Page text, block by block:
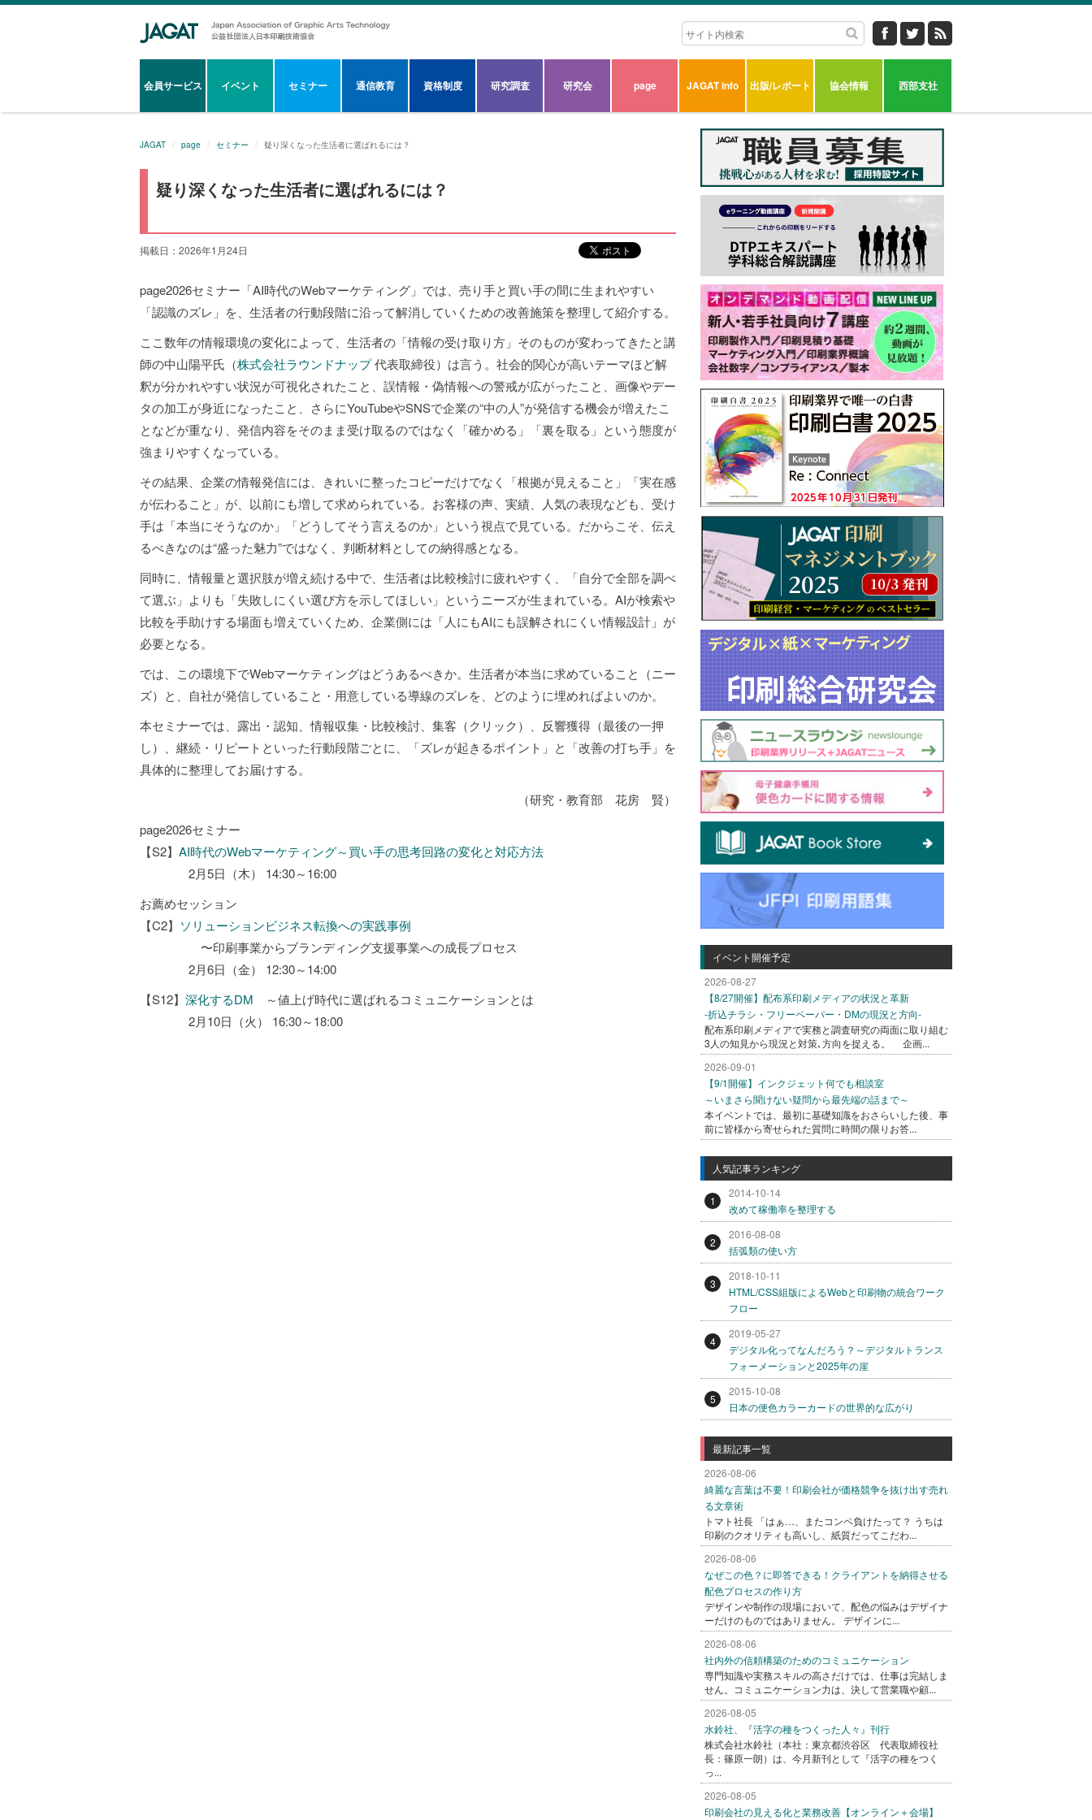
会員サービス イベント セミナー 通信教育 資格制度 研究調査 研究会 page JAGAT info 出版/レポート 協会情報 西部支社
JAGAT page セミナー 疑り深くなった生活者に選ばれるには？
疑り深くなった生活者に選ばれるには？
掲載日：2026年1月24日
page2026セミナー「AI時代のWebマーケティング」では、売り手と買い手の間に生まれやすい
「認識のズレ」を、生活者の行動段階に沿って解消していくための改善施策を整理して紹介する。
ここ数年の情報環境の変化によって、生活者の「情報の受け取り方」そのものが変わってきたと講
師の中山陽平氏（株式会社ラウンドナップ代表取締役）は言う。社会的関心が高いテーマほど解
釈が分かれやすい状況が可視化されたこと、誤情報・偽情報への警戒が広がったこと、画像やデー
タの加工が身近になったこと、さらにYouTubeやSNSで企業の“中の人”が発信する機会が増えたこ
となどが重なり、発信内容をそのまま受け取るのではなく「確かめる」「裏を取る」という態度が
強まりやすくなっている。
その結果、企業の情報発信には、きれいに整ったコピーだけでなく「根拠が見えること」「実在感
が伝わること」が、以前にも増して求められている。お客様の声、実績、人気の表現なども、受け
手は「本当にそうなのか」「どうしてそう言えるのか」という視点で見ている。だからこそ、伝え
るべきなのは“盛った魅力”ではなく、判断材料としての納得感となる。
同時に、情報量と選択肢が増え続ける中で、生活者は比較検討に疲れやすく、「自分で全部を調べ
て選ぶ」よりも「失敗しにくい選び方を示してほしい」というニーズが生まれている。AIが検索や
比較を手助けする場面も増えていくため、企業側には「人にもAIにも誤解されにくい情報設計」が
必要となる。
では、この環境下でWebマーケティングはどうあるべきか。生活者が本当に求めていること（ニー
ズ）と、自社が発信していること・用意している導線のズレを、どのように埋めればよいのか。
本セミナーでは、露出・認知、情報収集・比較検討、集客（クリック）、反響獲得（最後の一押
し）、継続・リピートといった行動段階ごとに、「ズレが起きるポイント」と「改善の打ち手」を
具体的に整理してお届けする。
（研究・教育部 花房 賢）
page2026セミナー
【S2】 AI時代のWebマーケティング～買い手の思考回路の変化と対応方法
2月5日（木） 14:30～16:00
お薦めセッション
【C2】 ソリューションビジネス転換への実践事例
〜印刷事業からブランディング支援事業への成長プロセス
2月6日（金） 12:30～14:00
【S12】 深化するDM ～値上げ時代に選ばれるコミュニケーションとは
2月10日（火） 16:30～18:00
イベント開催予定
2026-08-27
【8/27開催】配布系印刷メディアの状況と革新
-折込チラシ・フリーペーパー・DMの現況と方向-
配布系印刷メディアで実務と調査研究の両面に取り組む
3人の知見から現況と対策､方向を捉える。 企画...
2026-09-01
【9/1開催】インクジェット何でも相談室
～いまさら聞けない疑問から最先端の話まで～
本イベントでは、最初に基礎知識をおさらいした後、事
前に皆様から寄せられた質問に時間の限りお答...
人気記事ランキング
1
2014-10-14
改めて稼働率を整理する
2
2016-08-08
括弧類の使い方
3
2018-10-11
HTML/CSS組版によるWebと印刷物の統合ワーク
フロー
4
2019-05-27
デジタル化ってなんだろう？～デジタルトランス
フォーメーションと2025年の崖
5
2015-10-08
日本の便色カラーカードの世界的な広がり
最新記事一覧
2026-08-06
綺麗な言葉は不要！印刷会社が価格競争を抜け出す売れ
る文章術
トマト社長 「はぁ…、またコンペ負けたって？ うちは
印刷のクオリティも高いし、紙質だってこだわ...
2026-08-06
なぜこの色？に即答できる！クライアントを納得させる
配色プロセスの作り方
デザインや制作の現場において、配色の悩みはデザイナ
ーだけのものではありません。 デザインに...
2026-08-06
社内外の信頼構築のためのコミュニケーション
専門知識や実務スキルの高さだけでは、仕事は完結しま
せん。コミュニケーション力は、決して営業職や顧...
2026-08-05
水鈴社、『活字の種をつくった人々』刊行
株式会社水鈴社（本社：東京都渋谷区 代表取締役社
長：篠原一朗）は、今月新刊として『活字の種をつく
っ...
2026-08-05
印刷会社の見える化と業務改善【オンライン＋会場】